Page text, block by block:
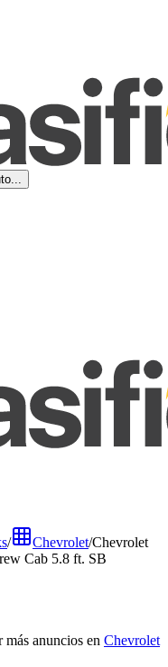
/ Chevrolet/Chevrolet
Cab 5.8 ft. SB
más anuncios en Chevrolet